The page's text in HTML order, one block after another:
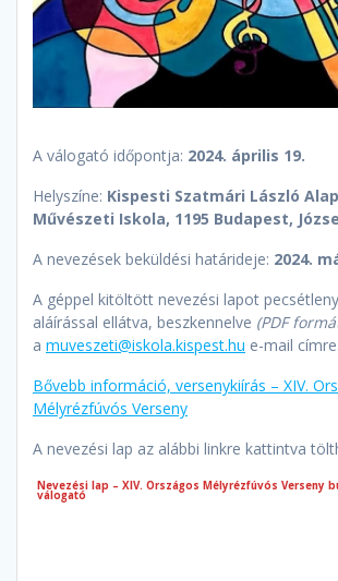
A válogató időpontja: 2024. április 19.
Helyszíne: Kispesti Szatmári László
Művészeti Iskola, 1195 Budapest,
A nevezések beküldési határideje: 2024.
A géppel kitöltött nevezési lapot
aláírással ellátva, beszkennelve (PDF
a muveszeti@iskola.kispest.hu e-mail címre.
Bővebb információ, versenykiírás – XIV.
Mélyrézfúvós Verseny
A nevezési lap az alábbi linkre kattintva
Nevezési lap – XIV. Országos Mélyrézfúvós Verseny
válogató